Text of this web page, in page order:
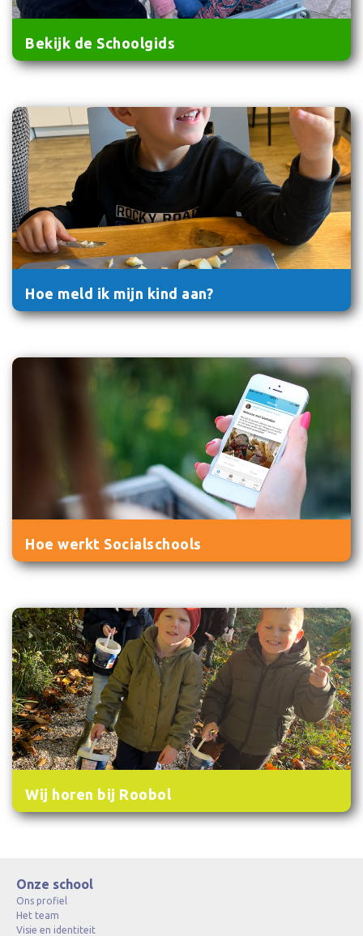
Bekijk de Schoolgids
Hoe meld ik mijn kind aan?
Hoe werkt Socialschools
Wij horen bij Roobol
Onze school
Ons profiel
Het team
Visie en identiteit